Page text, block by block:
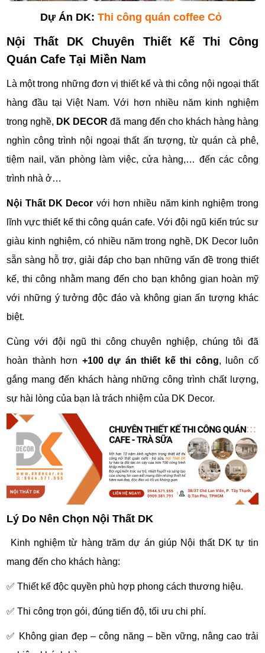
Dự Án DK: Thi công quán coffee Cỏ
Nội Thất DK Chuyên Thiết Kế Thi Công
Quán Cafe Tại Miền Nam
Là một trong những đơn vị thiết kế và thi công nội ngoại thất
hàng đầu tại Việt Nam. Với hơn nhiều năm kinh nghiệm
trong nghề, DK DECOR đã mang đến cho khách hàng hàng
nghìn công trình nội ngoại thất ấn tượng, từ quán cà phê,
tiệm nail, văn phòng làm việc, cửa hàng,… đến các công
trình nhà ở…
Nội Thất DK Decor với hơn nhiều năm kinh nghiệm trong
lĩnh vực thiết kế thi công quán cafe. Với đội ngũ kiến trúc sư
giàu kinh nghiệm, có nhiều năm trong nghề, DK Decor luôn
sẵn sàng hỗ trợ, giải đáp cho bạn những vấn đề trong thiết
kế, thi công nhằm mang đến cho bạn không gian hoàn mỹ
với những ý tưởng độc đáo và không gian ấn tượng khác
biệt.
Cùng với đội ngũ thi công chuyên nghiệp, chúng tôi đã
hoàn thành hơn +100 dự án thiết kế thi công, luôn cố
gắng mang đến khách hàng những công trình chất lượng,
sự hài lòng của bạn là trách nhiệm của DK Decor.
Lý Do Nên Chọn Nội Thất DK
Kinh nghiệm từ hàng trăm dự án giúp Nội thất DK tự tin
mang đến cho khách hàng:
✅ Thiết kế độc quyền phù hợp phong cách thương hiệu.
✅ Thi công trọn gói, đúng tiến độ, tối ưu chi phí.
✅ Không gian đẹp – công năng – bền vững, nâng cao trải